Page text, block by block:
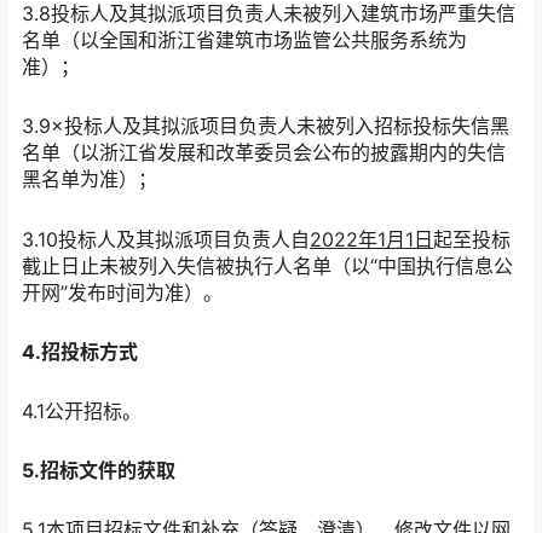
3.8投标人及其拟派项目负责人未被列入建筑市场严重失信
名单（以全国和浙江省建筑市场监管公共服务系统为
准）；
3.9×投标人及其拟派项目负责人未被列入招标投标失信黑
名单（以浙江省发展和改革委员会公布的披露期内的失信
黑名单为准）；
3.10投标人及其拟派项目负责人自2022年1月1日起至投标
截止日止未被列入失信被执行人名单（以“中国执行信息公
开网”发布时间为准）。
4.招投标方式
4.1公开招标。
5.招标文件的获取